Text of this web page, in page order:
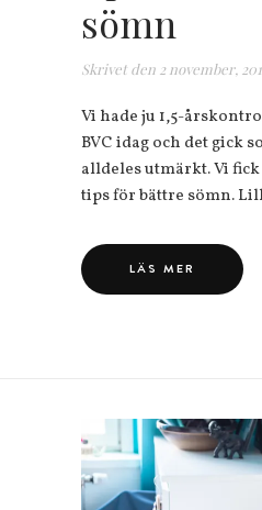
sömn
Skrivet den 2 november,
Vi hade ju 1,5-
BVC idag och det gick
alldeles utmärkt. Vi fick
tips för bättre sömn.
LÄS MER